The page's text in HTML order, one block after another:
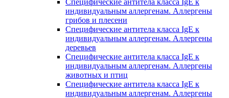
Специфические антитела класса IgE к
индивидуальным аллергенам. Аллергены
грибов и плесени
Специфические антитела класса IgE к
индивидуальным аллергенам. Аллергены
деревьев
Специфические антитела класса IgE к
индивидуальным аллергенам. Аллергены
животных и птиц
Специфические антитела класса IgE к
индивидуальным аллергенам. Аллергены